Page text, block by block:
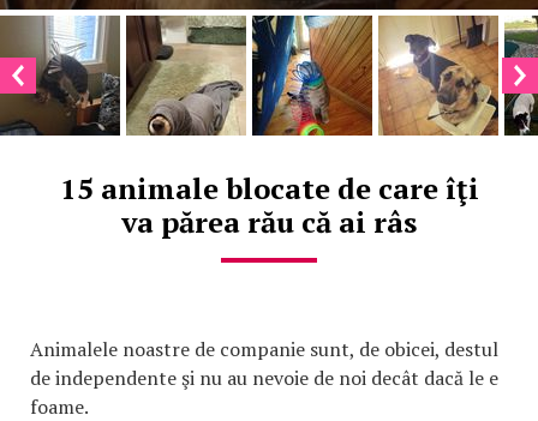
15 animale blocate de care îţi
va părea rău că ai râs
Animalele noastre de companie sunt, de obicei, destul
de independente şi nu au nevoie de noi decât dacă le e
foame.